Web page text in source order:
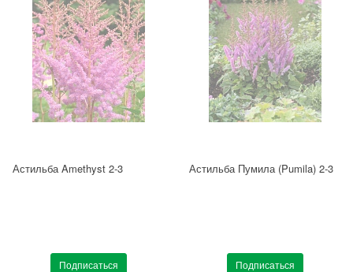
Астильба Amethyst 2-3
Подписаться
Астильба Пумила (Pumila) 2-3
Подписаться